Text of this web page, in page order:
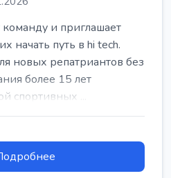
и приглашает
начать путь в hi tech.
новых репатриантов без
более 15 лет
спортивных ...